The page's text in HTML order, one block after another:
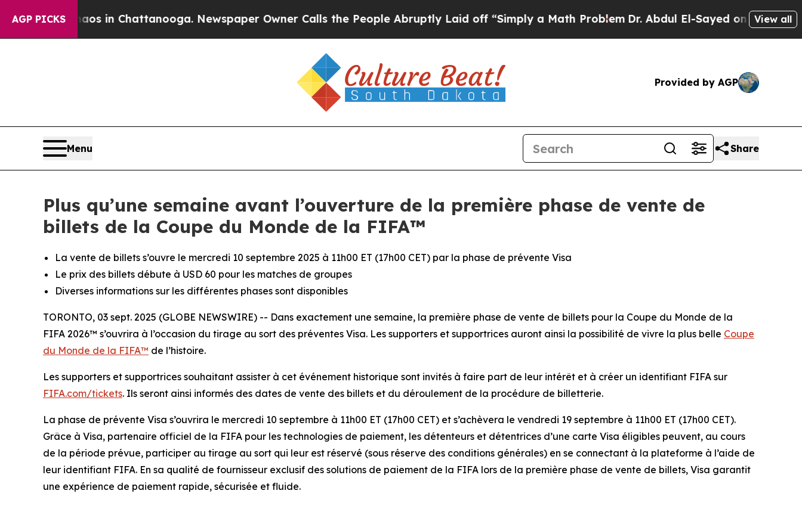
AGP PICKS
Chaos in Chattanooga. Newspaper Owner Calls the People Abruptly Laid off “Simply a Math Problem Dr. Abdul El-Sayed on Historic View all
Provided by AGP
Menu Share
Plus qu’une semaine avant l’ouverture de la première phase de vente de
billets de la Coupe du Monde de la FIFA™
La vente de billets s’ouvre le mercredi 10 septembre 2025 à 11h00 ET (17h00 CET) par la phase de prévente Visa
Le prix des billets débute à USD 60 pour les matches de groupes
Diverses informations sur les différentes phases sont disponibles
TORONTO, 03 sept. 2025 (GLOBE NEWSWIRE) -- Dans exactement une semaine, la première phase de vente de billets pour la Coupe du Monde de la
FIFA 2026™ s’ouvrira à l’occasion du tirage au sort des préventes Visa. Les supporters et supportrices auront ainsi la possibilité de vivre la plus belle Coupe
du Monde de la FIFA™ de l’histoire.
Les supporters et supportrices souhaitant assister à cet événement historique sont invités à faire part de leur intérêt et à créer un identifiant FIFA sur
FIFA.com/tickets. Ils seront ainsi informés des dates de vente des billets et du déroulement de la procédure de billetterie.
La phase de prévente Visa s’ouvrira le mercredi 10 septembre à 11h00 ET (17h00 CET) et s’achèvera le vendredi 19 septembre à 11h00 ET (17h00 CET).
Grâce à Visa, partenaire officiel de la FIFA pour les technologies de paiement, les détenteurs et détentrices d’une carte Visa éligibles peuvent, au cours
de la période prévue, participer au tirage au sort qui leur est réservé (sous réserve des conditions générales) en se connectant à la plateforme à l’aide de
leur identifiant FIFA. En sa qualité de fournisseur exclusif des solutions de paiement de la FIFA lors de la première phase de vente de billets, Visa garantit
une expérience de paiement rapide, sécurisée et fluide.